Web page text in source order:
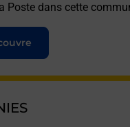
Poste dans cette